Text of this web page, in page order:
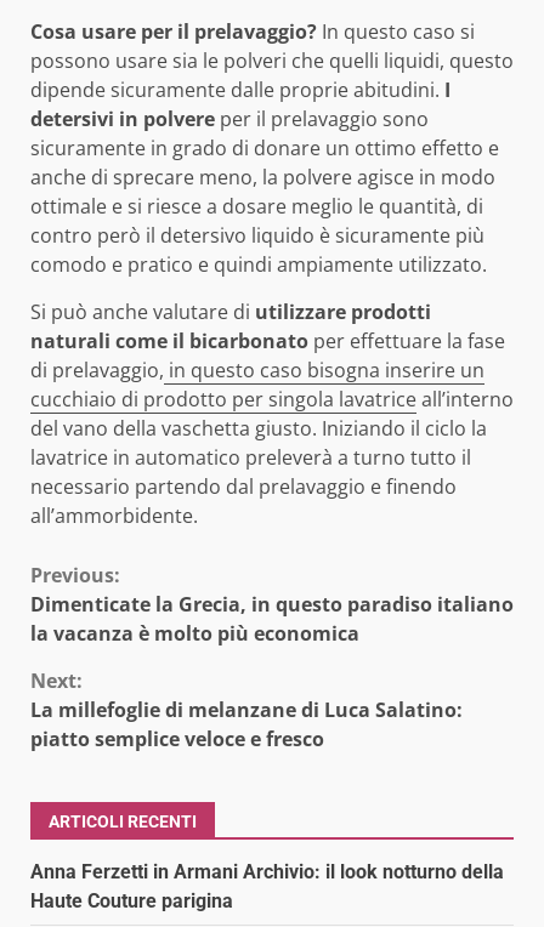
Cosa usare per il prelavaggio? In questo caso si
possono usare sia le polveri che quelli liquidi, questo
dipende sicuramente dalle proprie abitudini. I
detersivi in polvere per il prelavaggio sono
sicuramente in grado di donare un ottimo effetto e
anche di sprecare meno, la polvere agisce in modo
ottimale e si riesce a dosare meglio le quantità, di
contro però il detersivo liquido è sicuramente più
comodo e pratico e quindi ampiamente utilizzato.
Si può anche valutare di utilizzare prodotti
naturali come il bicarbonato per effettuare la fase
di prelavaggio, in questo caso bisogna inserire un
cucchiaio di prodotto per singola lavatriceall’interno
del vano della vaschetta giusto. Iniziando il ciclo la
lavatrice in automatico preleverà a turno tutto il
necessario partendo dal prelavaggio e finendo
all’ammorbidente.
Continue
Reading
Previous:
Dimenticate la Grecia, in questo paradiso italiano
la vacanza è molto più economica
Next:
La millefoglie di melanzane di Luca Salatino:
piatto semplice veloce e fresco
ARTICOLI RECENTI
Anna Ferzetti in Armani Archivio: il look notturno della
Haute Couture parigina